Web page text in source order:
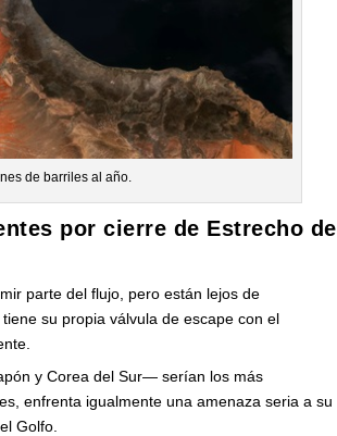
de barriles al año.
por cierre de Estrecho de
parte del flujo, pero están lejos de
su propia válvula de escape con el
y Corea del Sur— serían los más
enfrenta igualmente una amenaza seria a su
Golfo.